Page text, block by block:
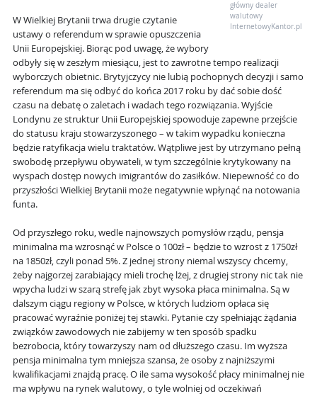
główny dealer
walutowy
InternetowyKantor.pl
W Wielkiej Brytanii trwa drugie czytanie
ustawy o referendum w sprawie opuszczenia
Unii Europejskiej. Biorąc pod uwagę, że wybory
odbyły się w zeszłym miesiącu, jest to zawrotne tempo realizacji
wyborczych obietnic. Brytyjczycy nie lubią pochopnych decyzji i samo
referendum ma się odbyć do końca 2017 roku by dać sobie dość
czasu na debatę o zaletach i wadach tego rozwiązania. Wyjście
Londynu ze struktur Unii Europejskiej spowoduje zapewne przejście
do statusu kraju stowarzyszonego – w takim wypadku konieczna
będzie ratyfikacja wielu traktatów. Wątpliwe jest by utrzymano pełną
swobodę przepływu obywateli, w tym szczególnie krytykowany na
wyspach dostęp nowych imigrantów do zasiłków. Niepewność co do
przyszłości Wielkiej Brytanii może negatywnie wpłynąć na notowania
funta.
Od przyszłego roku, wedle najnowszych pomysłów rządu, pensja
minimalna ma wzrosnąć w Polsce o 100zł – będzie to wzrost z 1750zł
na 1850zł, czyli ponad 5%. Z jednej strony niemal wszyscy chcemy,
żeby najgorzej zarabiający mieli trochę lżej, z drugiej strony nic tak nie
wpycha ludzi w szarą strefę jak zbyt wysoka płaca minimalna. Są w
dalszym ciągu regiony w Polsce, w których ludziom opłaca się
pracować wyraźnie poniżej tej stawki. Pytanie czy spełniając żądania
związków zawodowych nie zabijemy w ten sposób spadku
bezrobocia, który towarzyszy nam od dłuższego czasu. Im wyższa
pensja minimalna tym mniejsza szansa, że osoby z najniższymi
kwalifikacjami znajdą pracę. O ile sama wysokość płacy minimalnej nie
ma wpływu na rynek walutowy, o tyle wolniej od oczekiwań